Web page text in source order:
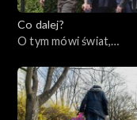
Co dalej?
O tym mówi świat,